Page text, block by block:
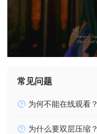
常见问题
为何不能在线观看？
为什么要双层压缩？